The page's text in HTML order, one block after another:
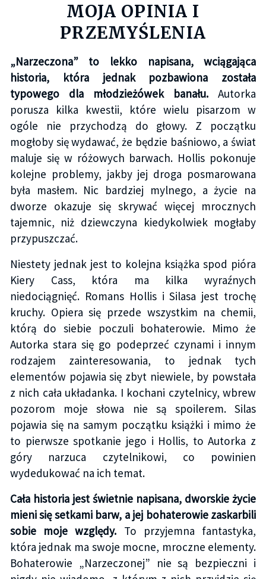
MOJA OPINIA I
PRZEMYŚLENIA
„Narzeczona” to lekko napisana, wciągająca
historia, która jednak pozbawiona została
typowego dla młodzieżówek banału. Autorka
porusza kilka kwestii, które wielu pisarzom w
ogóle nie przychodzą do głowy. Z początku
mogłoby się wydawać, że będzie baśniowo, a świat
maluje się w różowych barwach. Hollis pokonuje
kolejne problemy, jakby jej droga posmarowana
była masłem. Nic bardziej mylnego, a życie na
dworze okazuje się skrywać więcej mrocznych
tajemnic, niż dziewczyna kiedykolwiek mogłaby
przypuszczać.
Niestety jednak jest to kolejna książka spod pióra
Kiery Cass, która ma kilka wyraźnych
niedociągnięć. Romans Hollis i Silasa jest trochę
kruchy. Opiera się przede wszystkim na chemii,
którą do siebie poczuli bohaterowie. Mimo że
Autorka stara się go podeprzeć czynami i innym
rodzajem zainteresowania, to jednak tych
elementów pojawia się zbyt niewiele, by powstała
z nich cała układanka. I kochani czytelnicy, wbrew
pozorom moje słowa nie są spoilerem. Silas
pojawia się na samym początku książki i mimo że
to pierwsze spotkanie jego i Hollis, to Autorka z
góry narzuca czytelnikowi, co powinien
wydedukować na ich temat.
Cała historia jest świetnie napisana, dworskie życie
mieni się setkami barw, a jej bohaterowie zaskarbili
sobie moje względy. To przyjemna fantastyka,
która jednak ma swoje mocne, mroczne elementy.
Bohaterowie „Narzeczonej” nie są bezpieczni i